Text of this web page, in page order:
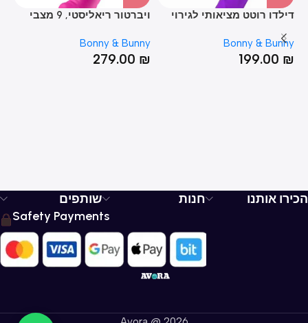
דילדו רוטט מציאותי לגירוי
רטט
Bonny & Bunny
199.00 ₪
ויברטור ריאליסטי, 9 מצבי
Bonny & Bunny
279.00 ₪
הכירו אותנו חנות
שותפים
Safety Payments